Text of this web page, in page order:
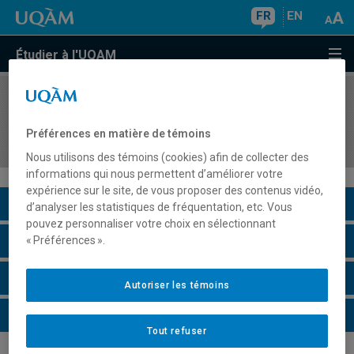
FR EN
Étudier à l'UQAM
COURS//
innovations textiles
Description du cours
Horaire - Été 2026
Horaire - Automne 2026
Horaire - Hiver 2027
Préférences en matière de témoins
Nous utilisons des témoins (cookies) afin de collecter des
informations qui nous permettent d’améliorer votre
expérience sur le site, de vous proposer des contenus vidéo,
d’analyser les statistiques de fréquentation, etc. Vous
pouvez personnaliser votre choix en sélectionnant
« Préférences ».
Tout refuser
Autoriser les témoins